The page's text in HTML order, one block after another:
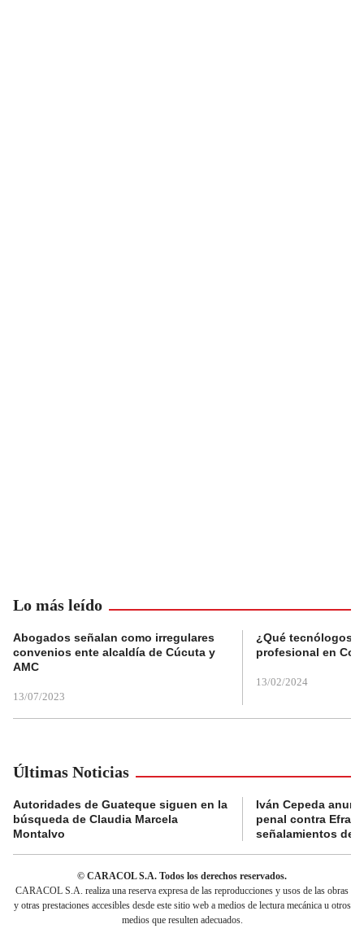
Lo más leído
Abogados señalan como irregulares
convenios ente alcaldía de Cúcuta y
AMC
13/07/2023
¿Qué tecnólogos
profesional en
13/02/2024
Últimas Noticias
Autoridades de Guateque siguen en la
búsqueda de Claudia Marcela
Montalvo
Iván Cepeda
penal contra
señalamientos de
© CARACOL S.A. Todos los derechos reservados.
CARACOL S.A. realiza una reserva expresa de las reproducciones y usos de las obras
y otras prestaciones accesibles desde este sitio web a medios de lectura mecánica u otros
medios que resulten adecuados.